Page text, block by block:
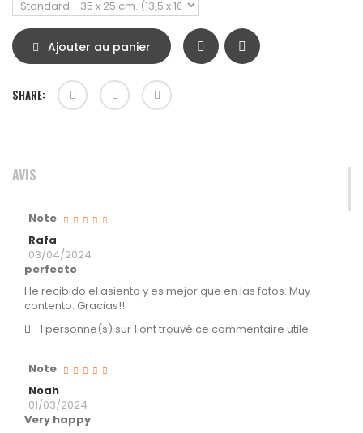
Ajouter au panier
SHARE:
AVIS
Note
Rafa
03/04/2024
perfecto
He recibido el asiento y es mejor que en las fotos. Muy
contento. Gracias!!
1 personne(s) sur 1 ont trouvé ce commentaire utile.
Note
Noah
01/03/2024
Very happy